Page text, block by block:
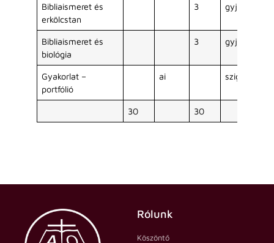
Bibliaismeret és
erkölcstan
3 gyj
Bibliaismeret és
biológia
3 gyj
Gyakorlat –
portfólió
ai szig
30 30
Rólunk
Köszöntő